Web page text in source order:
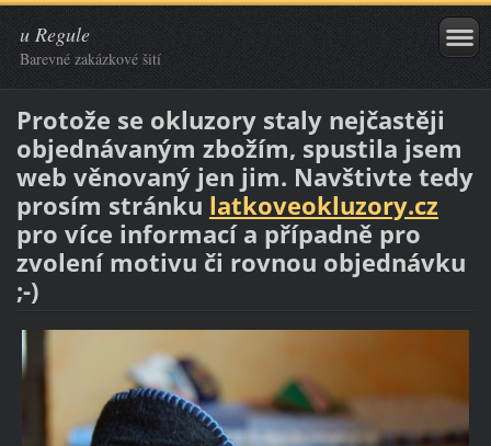
u Regule
Barevné zakázkové šití
Protože se okluzory staly nejčastěji
objednávaným zbožím, spustila jsem
web věnovaný jen jim. Navštivte tedy
prosím stránku latkoveokluzory.cz
pro více informací a případně pro
zvolení motivu či rovnou objednávku
;-)